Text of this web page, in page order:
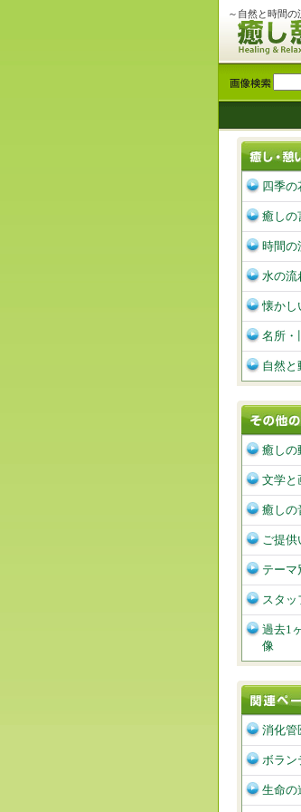
～自然と時間
四季の
癒しの
時間の
水の流
懐かし
名所・
自然と
癒しの
文学と
癒しの
ご提供
テーマ
スタッ
過去1
像
消化管
ボラン
生命の